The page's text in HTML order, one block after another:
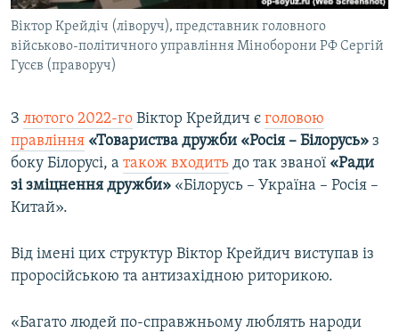
Віктор Крейдіч (ліворуч), представник головного
військово-політичного управління Міноборони РФ Сергій
Гусєв (праворуч)
З лютого 2022-го Віктор Крейдич є головою
правління «Товариства дружби «Росія – Білорусь» з
боку Білорусі, а також входить до так званої «Ради
зі зміцнення дружби» «Білорусь – Україна – Росія –
Китай».
Від імені цих структур Віктор Крейдич виступав із
проросійською та антизахідною риторикою.
«Багато людей по-справжньому люблять народи